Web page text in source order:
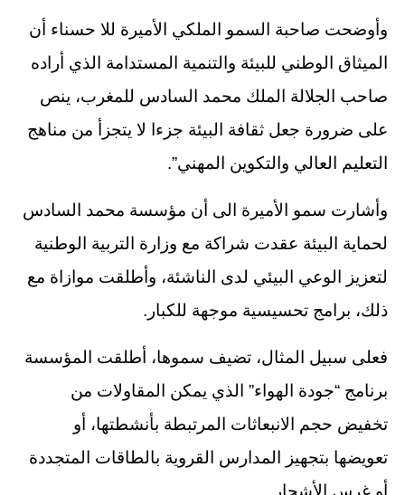
وأوضحت صاحبة السمو الملكي الأميرة للا حسناء أن
الميثاق الوطني للبيئة والتنمية المستدامة الذي أراده
صاحب الجلالة الملك محمد السادس للمغرب، ينص
على ضرورة جعل ثقافة البيئة جزءا لا يتجزأ من مناهج
التعليم العالي والتكوين المهني”.
وأشارت سمو الأميرة الى أن مؤسسة محمد السادس
لحماية البيئة عقدت شراكة مع وزارة التربية الوطنية
لتعزيز الوعي البيئي لدى الناشئة، وأطلقت موازاة مع
ذلك، برامج تحسيسية موجهة للكبار.
فعلى سبيل المثال، تضيف سموها، أطلقت المؤسسة
برنامج “جودة الهواء” الذي يمكن المقاولات من
تخفيض حجم الانبعاثات المرتبطة بأنشطتها، أو
تعويضها بتجهيز المدارس القروية بالطاقات المتجددة
أو غرس الأشجار.